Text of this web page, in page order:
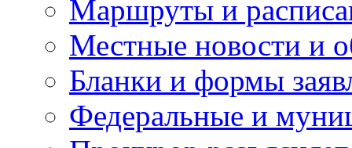
Маршруты и
Местные новости и
Бланки и формы
Федеральные и